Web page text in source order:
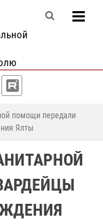
помощи передали
Ялты